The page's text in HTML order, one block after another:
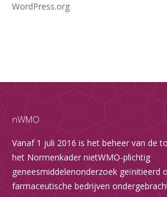
WordPress.org
nWMO
Vanaf 1 juli 2016 is het beheer van de
het Normenkader nietWMO-plichtig
geneesmiddelenonderzoek geïnitieerd
farmaceutische bedrijven